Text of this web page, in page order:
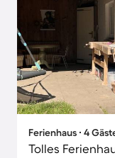
Ferienhaus ∙ 4